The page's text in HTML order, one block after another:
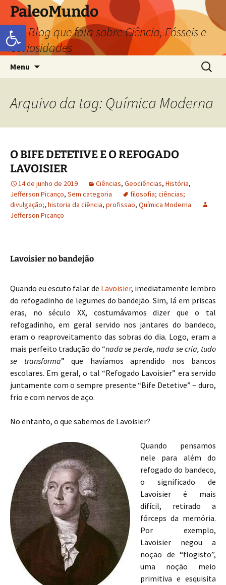
Abrir a barra de ferramentas
PaleoMundo
um Blog que fala sobre Ciência, Fósseis e
Curiosidades
Menu
Arquivo da tag: Química Moderna
O BIFE DETETIVE E O REFOGADO
LAVOISIER
14 de junho de 2019 Ciências, Geociências, História,
Jefferson Picanço, Sem categoria
filosofia; ciências;
divulgação;, historia da ciência, profissao, Química Moderna
Jefferson Picanço
Lavoisier no bandejão
Quando eu escuto falar de Lavoisier, imediatamente lembro
do refogadinho de legumes do bandejão. Sim, lá em priscas
eras, no século XX, costumávamos dizer que o tal
refogadinho, em geral servido nos jantares do bandeco,
eram o reaproveitamento das sobras do dia. Logo, eram a
mais perfeito tradução do “nada se perde, nada se cria, tudo
se transforma” que havíamos aprendido nos bancos
escolares. Em geral, o tal “Refogado Lavoisier” era servido
juntamente com o sempre presente “Bife Detetive” – duro,
frio e com nervos de aço.
No entanto, o que sabemos de Lavoisier?
Quando pensamos
nele para além do
refogado do bandeco,
o significado de
Lavoisier é mais
difícil, retirado a
fórceps da memória.
Por exemplo,
Lavoisier negou a
noção de “flogisto”,
uma noção meio
primitiva e esquisita